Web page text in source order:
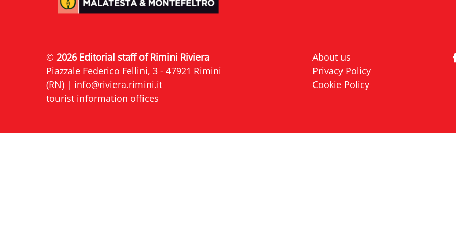
© 2026 Editorial staff of Rimini Riviera
Piazzale Federico Fellini, 3 - 47921 Rimini
(RN) | info@riviera.rimini.it
tourist information offices
About us
Privacy Policy
Cookie Policy